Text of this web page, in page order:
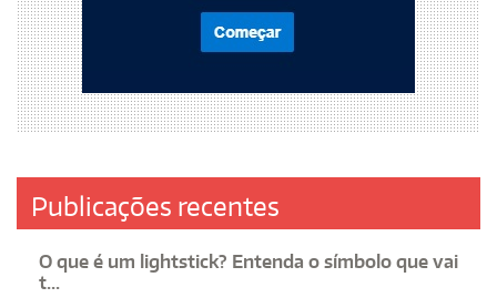
Publicações recentes
O que é um lightstick? Entenda o símbolo que vai
t...